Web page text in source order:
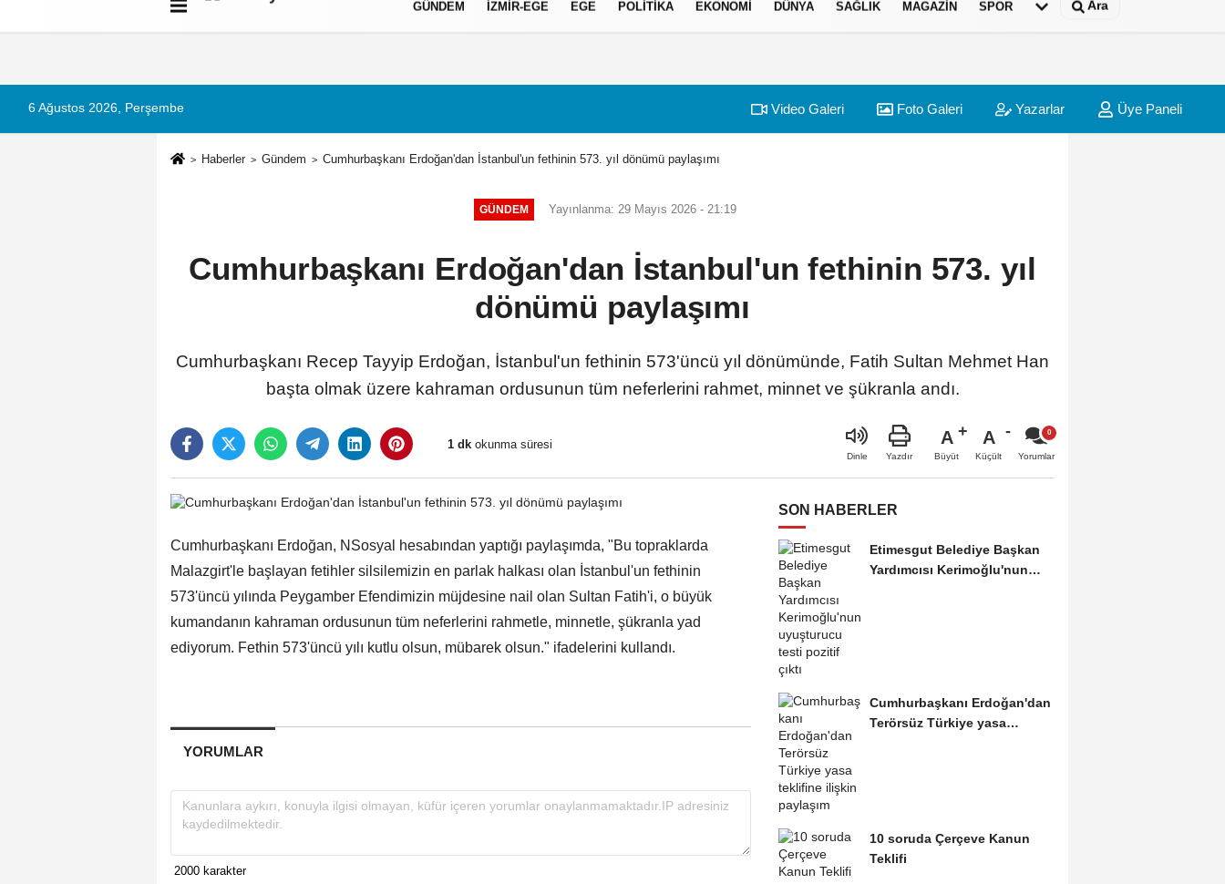
Künye
GÜNDEM İZMIR-EGE EGE POLITIKA EKONOMI DÜNYA SAĞLIK MAGAZIN SPOR Ara
6 Ağustos 2026, Perşembe Video Galeri Foto Galeri Yazarlar Üye Paneli
Haberler Gündem Cumhurbaşkanı Erdoğan'dan İstanbul'un fethinin 573. yıl dönümü paylaşımı
GÜNDEM Yayınlanma: 29 Mayıs 2026 - 21:19
Cumhurbaşkanı Erdoğan'dan İstanbul'un fethinin 573. yıl
dönümü paylaşımı
Cumhurbaşkanı Recep Tayyip Erdoğan, İstanbul'un fethinin 573'üncü yıl dönümünde, Fatih Sultan Mehmet Han
başta olmak üzere kahraman ordusunun tüm neferlerini rahmet, minnet ve şükranla andı.
1 dk okunma süresi
Dinle Yazdır
A
Büyüt
A
Küçült Yorumlar
Cumhurbaşkanı Erdoğan, NSosyal hesabından yaptığı paylaşımda, "Bu topraklarda
Malazgirt'le başlayan fetihler silsilemizin en parlak halkası olan İstanbul'un fethinin
573'üncü yılında Peygamber Efendimizin müjdesine nail olan Sultan Fatih'i, o büyük
kumandanın kahraman ordusunun tüm neferlerini rahmetle, minnetle, şükranla yad
ediyorum. Fethin 573'üncü yılı kutlu olsun, mübarek olsun." ifadelerini kullandı.
YORUMLAR
SON HABERLER
Etimesgut Belediye Başkan
Yardımcısı Kerimoğlu'nun
Cumhurbaşkanı Erdoğan'dan
Terörsüz Türkiye yasa
10 soruda Çerçeve Kanun
Teklifi